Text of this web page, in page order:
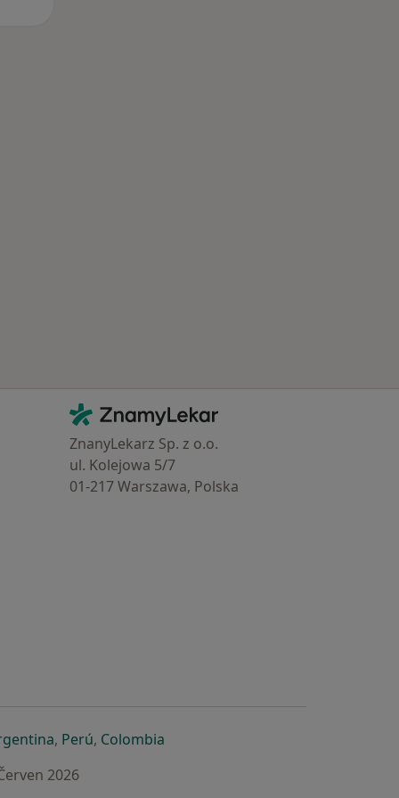
Kontakt
ZnamyLekar - Hlavní stránka
ZnanyLekarz Sp. z o.o.
ul. Kolejowa 5/7
01-217 Warszawa, Polska
záložce
nové záložce
v nové záložce
se otevře v nové záložce
, Perúse otevře v nové záložce
, Colombiase otevře v nové záložce
2026